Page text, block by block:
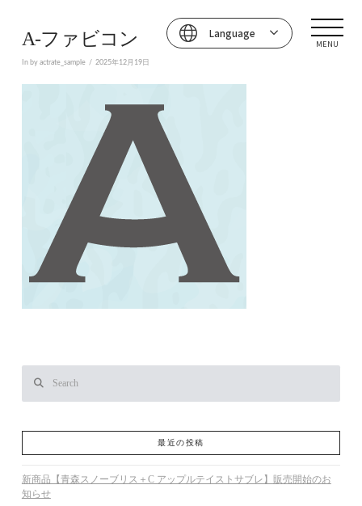
Language
MENU
A-ファビコン
In by actrate_sample 2025年12月19日
最近の投稿
新商品【青森スノーブリス＋C アップルテイストサブレ】販売開始のお
知らせ